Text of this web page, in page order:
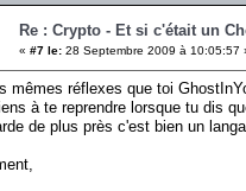
Re : Crypto - Et si c'était un
« #7 le: 28 Septembre 2009 à 10:05:57
mêmes réflexes que toi
à te reprendre lorsque tu dis
de plus près c'est bien un